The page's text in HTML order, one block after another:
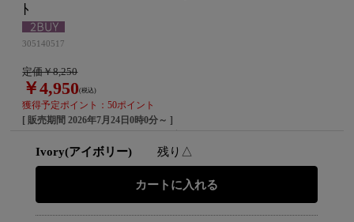
ﾄ
305140517
定価￥8,250
￥4,950(税込)
獲得予定ポイント：50ポイント
[ 販売期間2026年7月24日0時0分～ ]
Ivory(アイボリー) 残り△